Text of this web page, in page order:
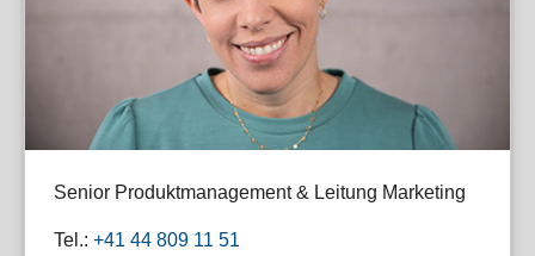
Senior Produktmanagement & Leitung Marketing
Tel.: +41 44 809 11 51